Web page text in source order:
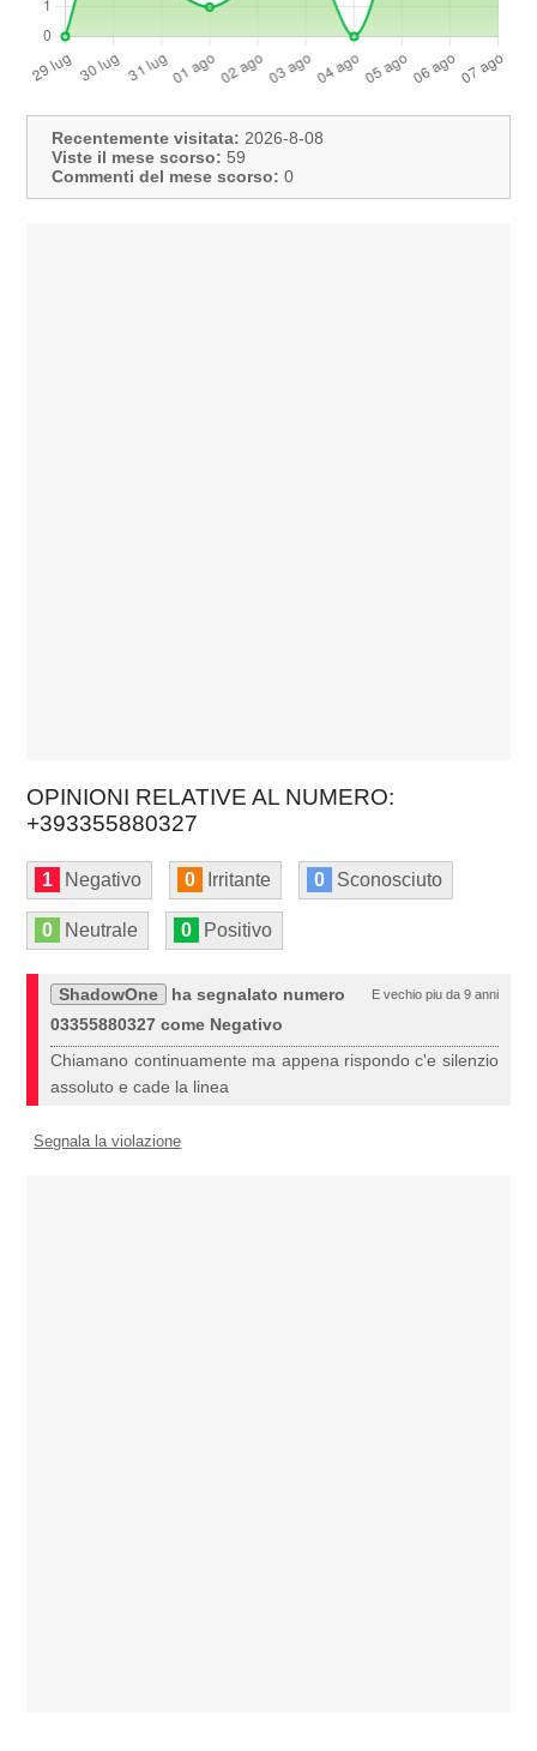
Recentemente visitata: 2026-8-08
Viste il mese scorso: 59
Commenti del mese scorso: 0
OPINIONI RELATIVE AL NUMERO:
+393355880327
1 Negativo 0 Irritante 0 Sconosciuto
0 Neutrale 0 Positivo
E vechio piu da 9 anni
ShadowOne
ha segnalato numero
03355880327 come Negativo
Chiamano continuamente ma appena rispondo c'e silenzio
assoluto e cade la linea
Segnala la violazione